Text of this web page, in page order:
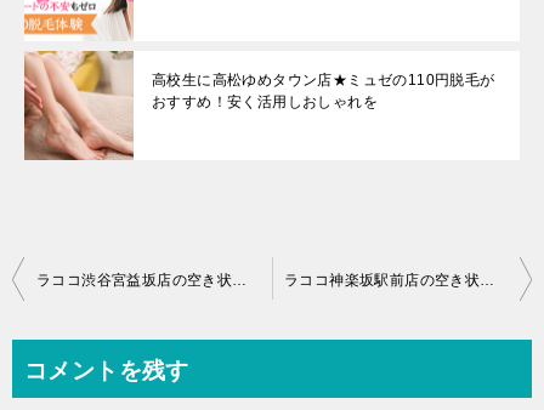
高校生に高松ゆめタウン店★ミュゼの110円脱毛が
おすすめ！安く活用しおしゃれを
投
ビ
ラココ渋谷宮益坂店の空き状況は？予約が取れる脱毛はどこ？ ラココ神楽坂駅前店の空き状況は？予約が取れる脱毛はどこ？
コメントを残す